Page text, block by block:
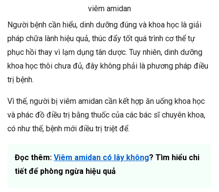
viêm amidan
Người bệnh cần hiểu, dinh dưỡng đúng và khoa học là giải
pháp chữa lành hiệu quả, thúc đẩy tốt quá trình cơ thể tự
phục hồi thay vì lạm dụng tân dược. Tuy nhiên, dinh dưỡng
khoa học thôi chưa đủ, đây không phải là phương pháp điều
trị bệnh.
Vì thế, người bị viêm amidan cần kết hợp ăn uống khoa học
và phác đồ điều trị bằng thuốc của các bác sĩ chuyên khoa,
có như thế, bệnh mới điều trị triệt để.
Đọc thêm: Viêm amidan có lây không? Tìm hiểu chi
tiết để phòng ngừa hiệu quả